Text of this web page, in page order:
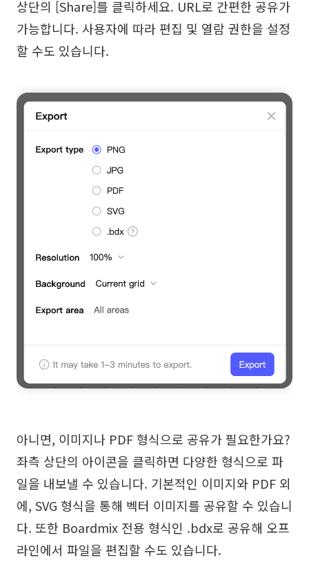
상단의 [Share]를 클릭하세요. URL로 간편한 공유가
가능합니다. 사용자에 따라 편집 및 열람 권한을 설정
할 수도 있습니다.
아니면, 이미지나 PDF 형식으로 공유가 필요한가요?
좌측 상단의 아이콘을 클릭하면 다양한 형식으로 파
일을 내보낼 수 있습니다. 기본적인 이미지와 PDF 외
에, SVG 형식을 통해 벡터 이미지를 공유할 수 있습니
다. 또한 Boardmix 전용 형식인 .bdx로 공유해 오프
라인에서 파일을 편집할 수도 있습니다.